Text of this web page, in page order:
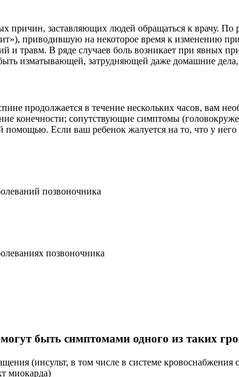
причин, заставляющих людей обращаться к врачу.
приводившую на некоторое время к изменению
и травм. В ряде случаев боль возникает при явных
изматывающей, затрудняющей даже домашние
продолжается в течение нескольких часов, вам
конечности; сопутствующие симптомы
Если ваш ребенок жалуется на то, что у него
позвоночника
позвоночника
быть симптомами одного из таких
(инсульт, в том числе в системе кровоснабжения
миокарда)